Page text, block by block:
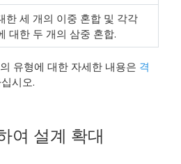
한 세 개의 이중 혼합 및 각각
대한 두 개의 삼중 혼합.
유형에 대한 자세한 내용은 격
시오.
여 설계 확대